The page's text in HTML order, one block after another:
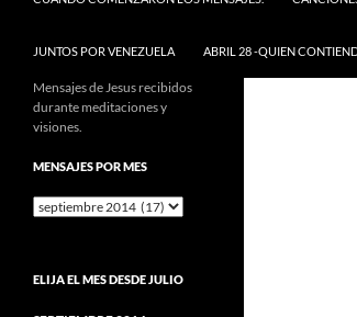
JUNTOS POR VENEZUELA ABRIL 28 -QUIEN
Mensajes de Jesus recibidos
durante meditaciones y
visiones.
MENSAJES POR MES
Mensajes
ELIJA EL MES DESDE JULIO